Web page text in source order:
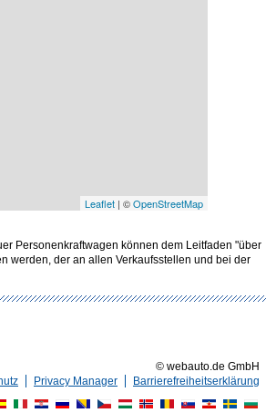
Leaflet | ©OpenStreetMap
Personenkraftwagen können dem Leitfaden "über
werden, der an allen Verkaufsstellen und bei der
© webauto.de GmbH
Privacy Manager
Barrierefreiheitserklärung